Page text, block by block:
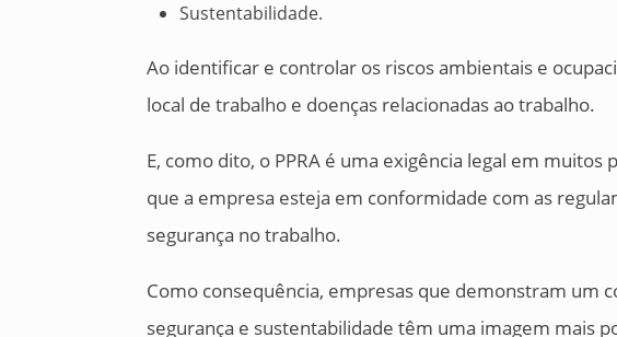
Sustentabilidade.
Ao identificar e controlar os riscos ambientais e
local de trabalho e doenças relacionadas ao trabalho.
E, como dito, o PPRA é uma exigência legal em muitos
que a empresa esteja em conformidade com as
segurança no trabalho.
Como consequência, empresas que demonstram um
segurança e sustentabilidade têm uma imagem mais